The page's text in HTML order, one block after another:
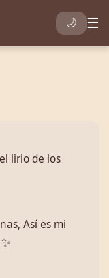
🌙 ☰
lirio de los
Así es mi
✨